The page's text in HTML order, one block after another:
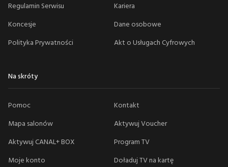
Regulamin Serwisu
Kariera
Koncesje
Dane osobowe
Polityka Prywatności
Akt o Usługach Cyfrowych
Na skróty
Pomoc
Kontakt
Mapa salonów
Aktywuj Voucher
Aktywuj CANAL+ BOX
Program TV
Moje konto
Doładuj TV na kartę